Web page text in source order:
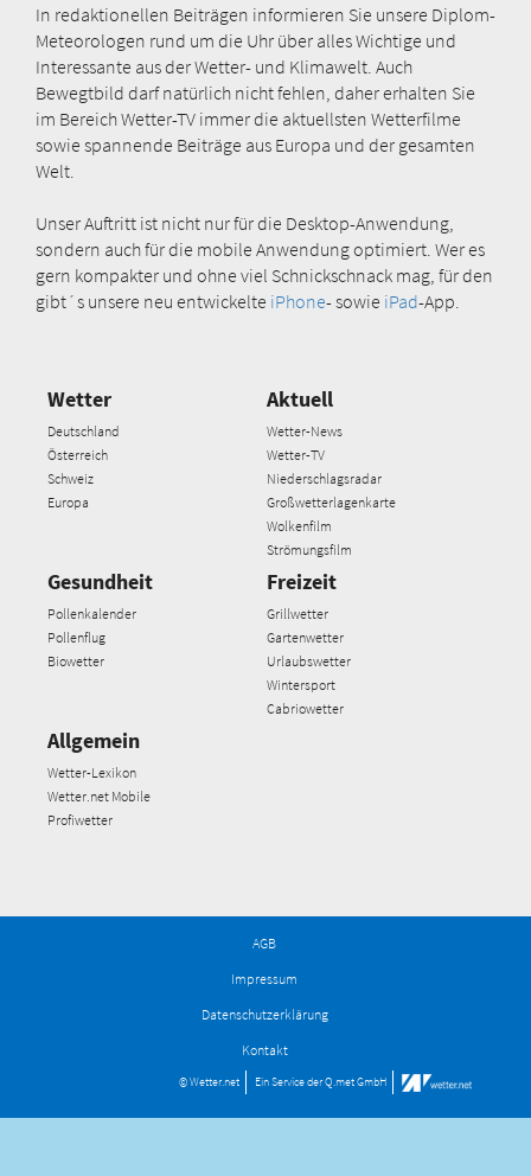
In redaktionellen Beiträgen informieren Sie unsere Diplom-
Meteorologen rund um die Uhr über alles Wichtige und
Interessante aus der Wetter- und Klimawelt. Auch
Bewegtbild darf natürlich nicht fehlen, daher erhalten Sie
im Bereich Wetter-TV immer die aktuellsten Wetterfilme
sowie spannende Beiträge aus Europa und der gesamten
Welt.
Unser Auftritt ist nicht nur für die Desktop-Anwendung,
sondern auch für die mobile Anwendung optimiert. Wer es
gern kompakter und ohne viel Schnickschnack mag, für den
gibt´s unsere neu entwickelte iPhone- sowie iPad-App.
Wetter
Deutschland
Österreich
Schweiz
Europa
Aktuell
Wetter-News
Wetter-TV
Niederschlagsradar
Großwetterlagenkarte
Wolkenfilm
Strömungsfilm
Gesundheit
Pollenkalender
Pollenflug
Biowetter
Freizeit
Grillwetter
Gartenwetter
Urlaubswetter
Wintersport
Cabriowetter
Allgemein
Wetter-Lexikon
Wetter.net Mobile
Profiwetter
AGB
Impressum
Datenschutzerklärung
Kontakt
© Wetter.net Ein Service derQ.met GmbH